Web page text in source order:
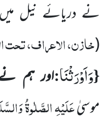
نے دریائے نیل
(خازن، الاعراف، تحت
{وَاَوْرَثْنَا:اور ہم
موسیٰعَلَیْہِ الصَّلٰوۃُ